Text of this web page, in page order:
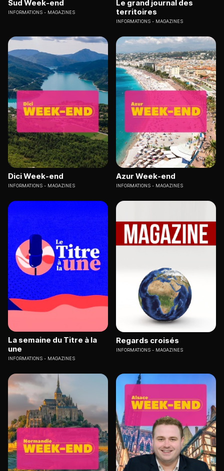
Sud Week-end
INFORMATIONS MAGAZINES
Le grand journal des
territoires
INFORMATIONS MAGAZINES
Dici Week-end
INFORMATIONS MAGAZINES
Azur Week-end
INFORMATIONS MAGAZINES
La semaine du Titre à la
une
INFORMATIONS MAGAZINES
Regards croisés
INFORMATIONS MAGAZINES